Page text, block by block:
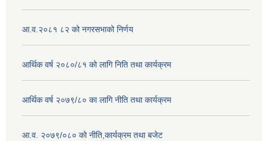
आ.व.२०८१ ८२ को नगरसभाको निर्णय
आर्थिक वर्ष २०८०/८१ को लागि निति तथा कार्यक्रम
आर्थिक वर्ष २०७९/८० का लागि नीति तथा कार्यक्रम
आ.व. २०७९/०८० को नीति,कार्यक्रम तथा बजेट